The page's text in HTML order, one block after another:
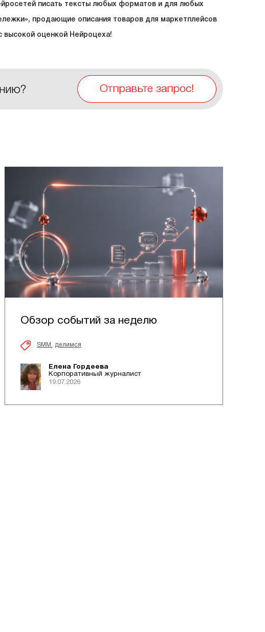
писать тексты любых форматов и для любых
продающие описания товаров для маркетплейсов
оценкой Нейроцеха!
Отправьте запрос!
Обзор событий за неделю
SMM делимся
Елена Гордеева
Корпоративный журналист
19.07.2026